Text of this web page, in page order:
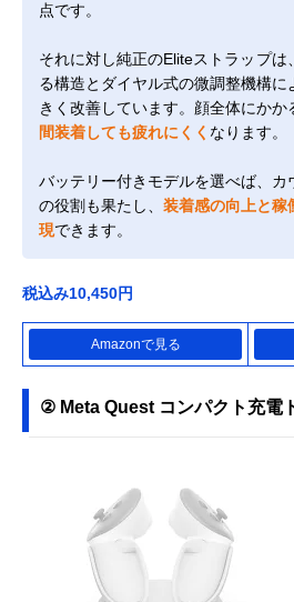
点です。
それに対し純正のEliteストラップは
る構造とダイヤル式の微調整機構
きく改善しています。顔全体にかか
間装着しても疲れにくく なります。
バッテリー付きモデルを選べば、カ
の役割も果たし、 装着感の向上と稼
現できます。
税込み10,450円
Amazonで見る
② Meta Quest コンパクト充電